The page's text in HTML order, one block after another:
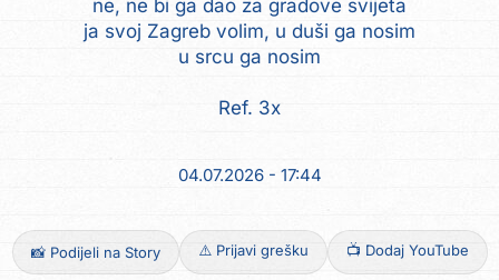
ne, ne bi ga dao za gradove svijeta
ja svoj Zagreb volim, u duši ga nosim
u srcu ga nosim
Ref. 3x
04.07.2026 - 17:44
📸 Podijeli na Story ⚠️ Prijavi grešku 📺 Dodaj YouTube